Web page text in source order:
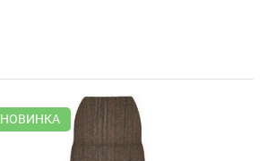
НОВИНКА